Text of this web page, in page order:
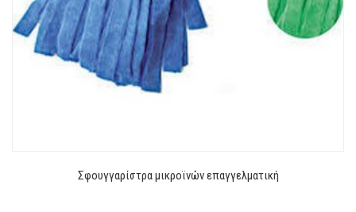
Σφουγγαρίστρα μικροϊνών επαγγελματική